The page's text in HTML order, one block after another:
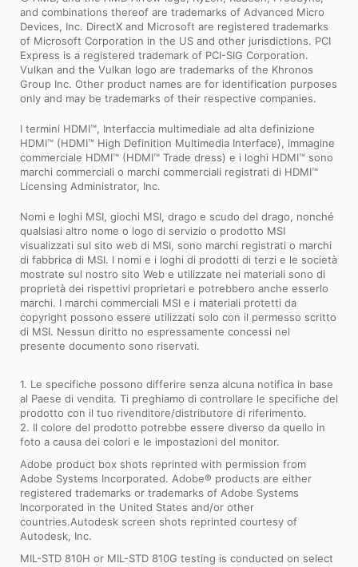
and combinations thereof are trademarks of Advanced Micro
Devices, Inc. DirectX and Microsoft are registered trademarks
of Microsoft Corporation in the US and other jurisdictions. PCI
Express is a registered trademark of PCI-SIG Corporation.
Vulkan and the Vulkan logo are trademarks of the Khronos
Group Inc. Other product names are for identification purposes
only and may be trademarks of their respective companies.
I termini HDMI™, Interfaccia multimediale ad alta definizione
HDMI™ (HDMI™ High Definition Multimedia Interface), immagine
commerciale HDMI™ (HDMI™ Trade dress) e i loghi HDMI™ sono
marchi commerciali o marchi commerciali registrati di HDMI™
Licensing Administrator, Inc.
Nomi e loghi MSI, giochi MSI, drago e scudo del drago, nonché
qualsiasi altro nome o logo di servizio o prodotto MSI
visualizzati sul sito web di MSI, sono marchi registrati o marchi
di fabbrica di MSI. I nomi e i loghi di prodotti di terzi e le società
mostrate sul nostro sito Web e utilizzate nei materiali sono di
proprietà dei rispettivi proprietari e potrebbero anche esserlo
marchi. I marchi commerciali MSI e i materiali protetti da
copyright possono essere utilizzati solo con il permesso scritto
di MSI. Nessun diritto no espressamente concessi nel
presente documento sono riservati.
1. Le specifiche possono differire senza alcuna notifica in base
al Paese di vendita. Ti preghiamo di controllare le specifiche del
prodotto con il tuo rivenditore/distributore di riferimento.
2. Il colore del prodotto potrebbe essere diverso da quello in
foto a causa dei colori e le impostazioni del monitor.
Adobe product box shots reprinted with permission from
Adobe Systems Incorporated. Adobe® products are either
registered trademarks or trademarks of Adobe Systems
Incorporated in the United States and/or other
countries.Autodesk screen shots reprinted courtesy of
Autodesk, Inc.
MIL-STD 810H or MIL-STD 810G testing is conducted on select